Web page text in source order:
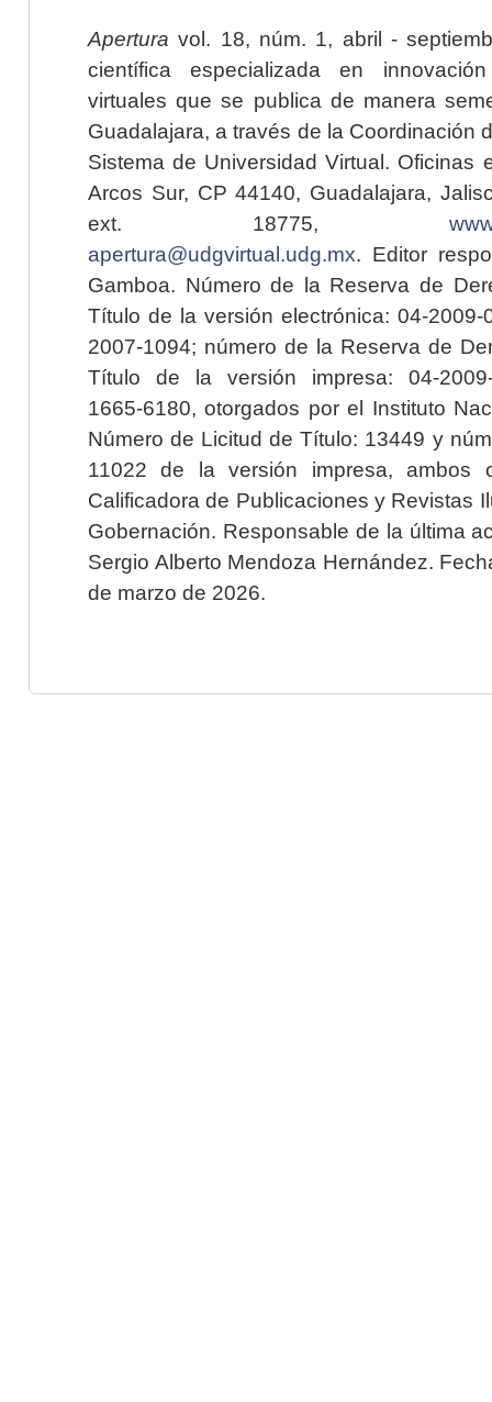
Apertura vol. 18, núm. 1, abril -
científica especializada en
virtuales que se publica de manera
Guadalajara, a través de la Coordinación
Sistema de Universidad Virtual. Oficinas
Arcos Sur, CP 44140, Guadalajara,
ext. 18775,
apertura@udgvirtual.udg.mx. Editor
Gamboa. Número de la Reserva de
Título de la versión electrónica: 04-2009-
2007-1094; número de la Reserva de
Título de la versión impresa: 04-2009-
1665-6180, otorgados por el Instituto
Número de Licitud de Título: 13449 y
11022 de la versión impresa, ambos
Calificadora de Publicaciones y Revistas
Gobernación. Responsable de la última
Sergio Alberto Mendoza Hernández.
de marzo de 2026.